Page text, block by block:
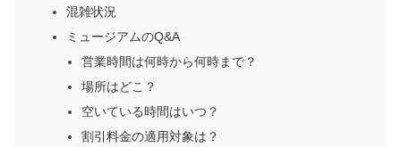
混雑状況
ミュージアムのQ&A
営業時間は何時から何時まで？
場所はどこ？
空いている時間はいつ？
割引料金の適用対象は？